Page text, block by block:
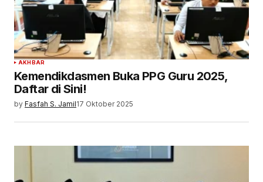
AKHBAR
Kemendikdasmen Buka PPG Guru 2025,
Daftar di Sini!
by Fasfah S. Jamil17 Oktober 2025